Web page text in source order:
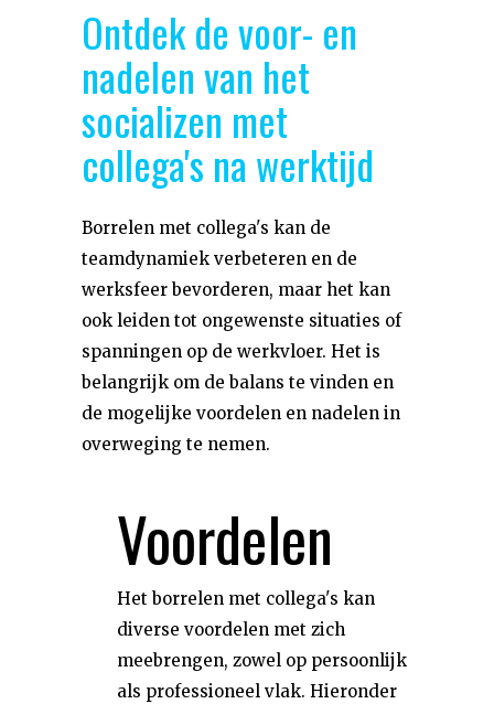
Ontdek de voor- en
nadelen van het
socializen met
collega's na werktijd
Borrelen met collega's kan de
teamdynamiek verbeteren en de
werksfeer bevorderen, maar het kan
ook leiden tot ongewenste situaties of
spanningen op de werkvloer. Het is
belangrijk om de balans te vinden en
de mogelijke voordelen en nadelen in
overweging te nemen.
Voordelen
Het borrelen met collega's kan
diverse voordelen met zich
meebrengen, zowel op persoonlijk
als professioneel vlak. Hieronder